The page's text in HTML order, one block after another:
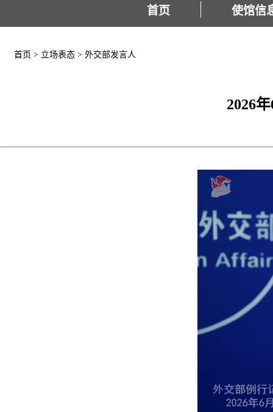
首页 使馆信
首页 > 立场表态 > 外交部发言人
2026